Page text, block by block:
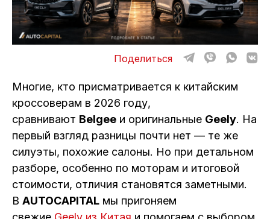
КОНТАКТЫ
Поделиться
Многие, кто присматривается к китайским
кроссоверам в 2026 году,
сравнивают Belgee и оригинальные Geely. На
первый взгляд разницы почти нет — те же
силуэты, похожие салоны. Но при детальном
разборе, особенно по моторам и итоговой
стоимости, отличия становятся заметными.
В AUTOCAPITAL мы пригоняем